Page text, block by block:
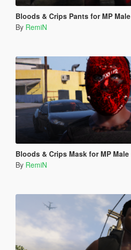
Bloods & Crips Pants for MP Male
By RemiN
Bloods & Crips Mask for MP Male
By RemiN